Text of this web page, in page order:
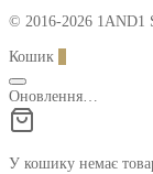
© 2016-2026 1AND1
Кошик
Оновлення…
У кошику немає